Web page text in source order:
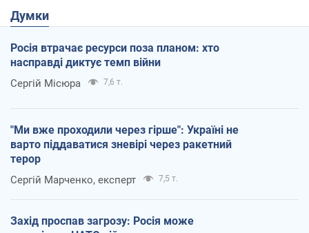
Думки
Росія втрачає ресурси поза планом: хто
насправді диктує темп війни
Сергій Місюра 7,6 т.
"Ми вже проходили через гірше": Україні не
варто піддаватися зневірі через ракетний
терор
Сергій Марченко, експерт 7,5 т.
Захід проспав загрозу: Росія може